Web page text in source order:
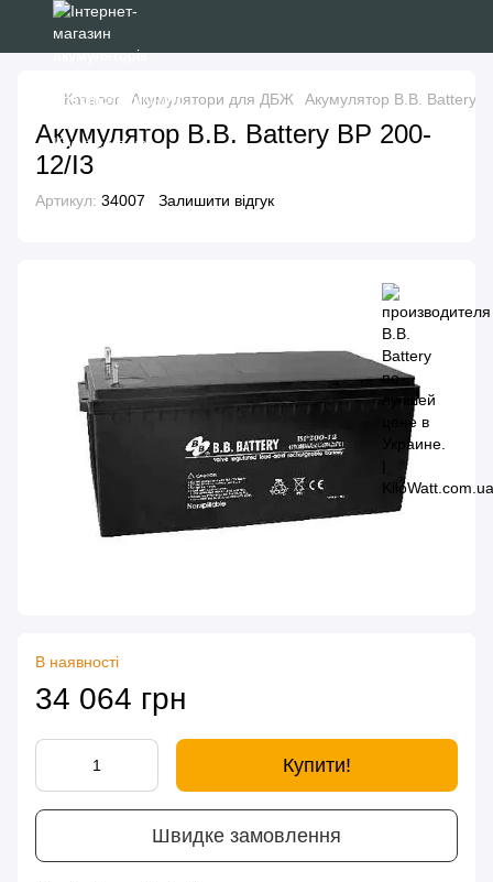
Каталог Акумулятори для ДБЖ Акумулятор B.B. Battery
Акумулятор B.B. Battery BP 200-
12/I3
Артикул: 34007 Залишити відгук
В наявності
34 064 грн
Купити!
Швидке замовлення